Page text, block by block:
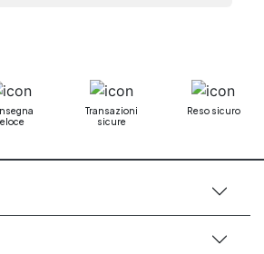
Transazioni
sicure
Reso sicuro